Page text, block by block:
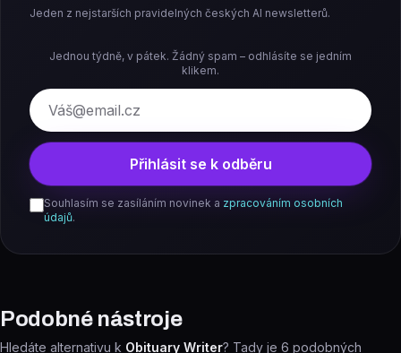
Jeden z nejstarších pravidelných českých AI newsletterů.
Jednou týdně, v pátek. Žádný spam – odhlásíte se jedním
klikem.
E-mail
Přihlásit se k odběru
Souhlasím se zasíláním novinek a zpracováním osobních
údajů.
Podobné nástroje
Hledáte alternativu k Obituary Writer? Tady je 6 podobných